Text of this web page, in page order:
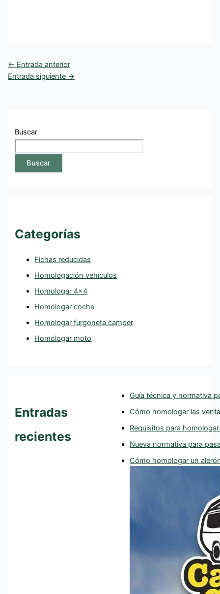
← Entrada anterior
Entrada siguiente →
Buscar
Buscar
Categorías
Fichas reducidas
Homologación vehículos
Homologar 4×4
Homologar coche
Homologar furgoneta camper
Homologar moto
Entradas
recientes
Guía técnica y normativa
Cómo homologar las
Requisitos para
Nueva normativa para
Cómo homologar un